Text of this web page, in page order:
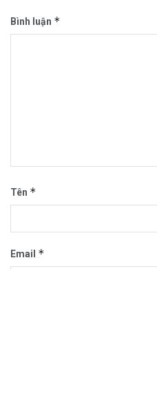
Bình luận *
Tên *
Email *